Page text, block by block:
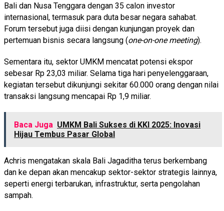
Bali dan Nusa Tenggara dengan 35 calon investor
internasional, termasuk para duta besar negara sahabat.
Forum tersebut juga diisi dengan kunjungan proyek dan
pertemuan bisnis secara langsung (one-on-one meeting).
Sementara itu, sektor UMKM mencatat potensi ekspor
sebesar Rp 23,03 miliar. Selama tiga hari penyelenggaraan,
kegiatan tersebut dikunjungi sekitar 60.000 orang dengan nilai
transaksi langsung mencapai Rp 1,9 miliar.
Baca Juga UMKM Bali Sukses di KKI 2025: Inovasi
Hijau Tembus Pasar Global
Achris mengatakan skala Bali Jagaditha terus berkembang
dan ke depan akan mencakup sektor-sektor strategis lainnya,
seperti energi terbarukan, infrastruktur, serta pengolahan
sampah.